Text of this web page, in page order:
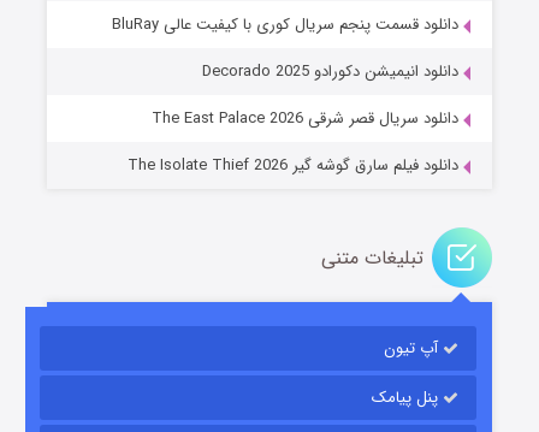
عملیات آپارتمان
قسمت۲ (زیرنویس) منتشر شد
دانلود قسمت پنجم سریال کوری با کیفیت عالی BluRay
دانلود انیمیشن دکورادو Decorado 2025
دانلود سریال قصر شرقی The East Palace 2026
دانلود فیلم سارق گوشه گیر The Isolate Thief 2026
تبلیغات متنی
آپ تیون
پنل پیامک